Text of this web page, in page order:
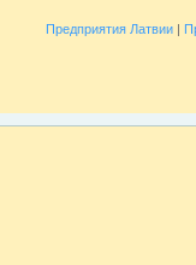
Предприятия Латвии|